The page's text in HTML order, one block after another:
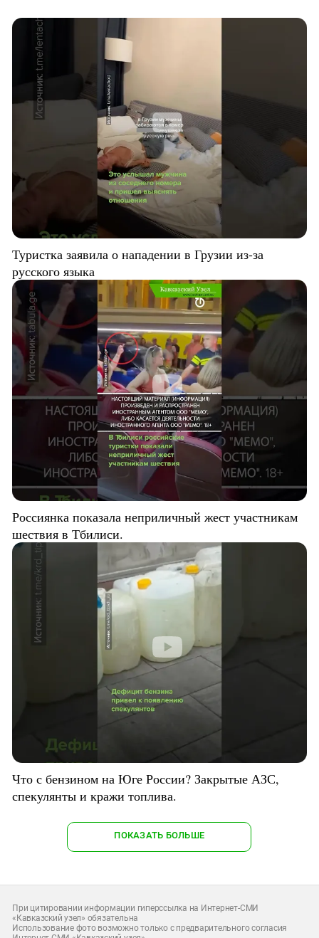
Туристка заявила о нападении в Грузии из-за
русского языка
Россиянка показала неприличный жест участникам
шествия в Тбилиси.
Что с бензином на Юге России? Закрытые АЗС,
спекулянты и кражи топлива.
ПОКАЗАТЬ БОЛЬШЕ
При цитировании информации гиперссылка на Интернет-СМИ
«Кавказский узел» обязательна
Использование фото возможно только с предварительного согласия